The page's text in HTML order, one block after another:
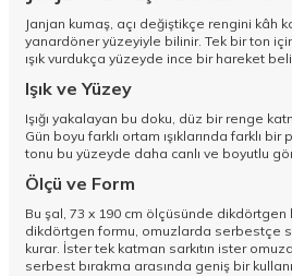
Janjan kumaş, açı değiştikçe rengini kâh
yanardöner yüzeyiyle bilinir. Tek bir ton
ışık vurdukça yüzeyde ince bir hareket
Işık ve Yüzey
Işığı yakalayan bu doku, düz bir renge
Gün boyu farklı ortam ışıklarında farklı bir
tonu bu yüzeyde daha canlı ve boyutlu
Ölçü ve Form
Bu şal, 73 x 190 cm ölçüsünde dikdörtgen
dikdörtgen formu, omuzlarda serbestçe
kurar. İster tek katman sarkıtın ister
serbest bırakma arasında geniş bir